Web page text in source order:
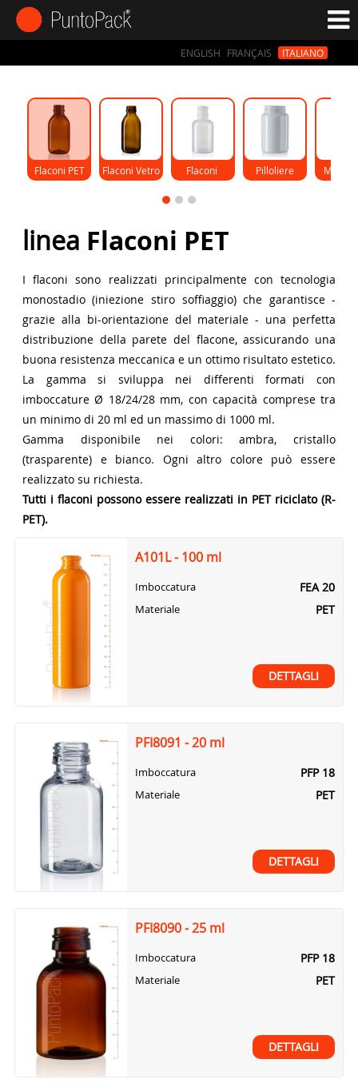
ENGLISH FRANÇAIS ITALIANO
Flaconi PET Flaconi Vetro
Flaconi
Pilloliere
linea Flaconi PET
I flaconi sono realizzati principalmente con tecnologia
monostadio (iniezione stiro soffiaggio) che garantisce -
grazie alla bi-orientazione del materiale - una perfetta
distribuzione della parete del flacone, assicurando una
buona resistenza meccanica e un ottimo risultato estetico.
La gamma si sviluppa nei differenti formati con
imboccature Ø 18/24/28 mm, con capacità comprese tra
un minimo di 20 ml ed un massimo di 1000 ml.
Gamma disponibile nei colori: ambra, cristallo
(trasparente) e bianco. Ogni altro colore può essere
realizzato su richiesta.
Tutti i flaconi possono essere realizzati in PET riciclato (R-
PET).
A101L - 100 ml
Imboccatura FEA 20
Materiale PET
DETTAGLI
PFI8091 - 20 ml
Imboccatura PFP 18
Materiale PET
DETTAGLI
PFI8090 - 25 ml
Imboccatura PFP 18
Materiale PET
DETTAGLI